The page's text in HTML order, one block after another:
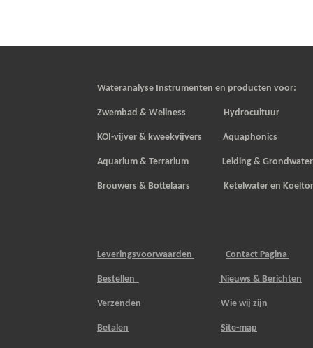
Wateranalyse Instrumenten en producten voor:
Zwembad & Wellness Hydrocultuur
KOI-vijver & kweekvijvers Aquaphonics
Aquarium & Terrarium Leiding & Grondwater
Brouwers & Bottelaars Ketelwater en
Leveringsvoorwaarden Contact Pagina
Bestellen Nieuws & Berichten
Verzenden Wie wij zijn
Betalen Site-map